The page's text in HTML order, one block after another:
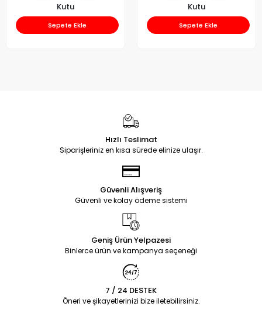
Kutu
Sepete Ekle
Kutu
Sepete Ekle
Hızlı Teslimat
Siparişleriniz en kısa sürede elinize ulaşır.
Güvenli Alışveriş
Güvenli ve kolay ödeme sistemi
Geniş Ürün Yelpazesi
Binlerce ürün ve kampanya seçeneği
7 / 24 DESTEK
Öneri ve şikayetlerinizi bize iletebilirsiniz.